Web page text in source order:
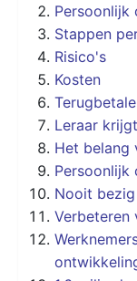
Persoonlijk
Stappen
Risico's
Kosten
Leraar
Het belang
Persoonlijk
Nooit
Verbeteren